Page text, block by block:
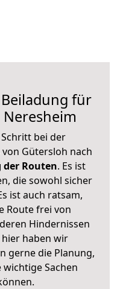
für
bei der
Gütersloh nach
der Routen. Es ist
die sowohl sicher
ist auch ratsam,
Route frei von
Hindernissen
hier haben wir
gerne die Planung,
Sachen